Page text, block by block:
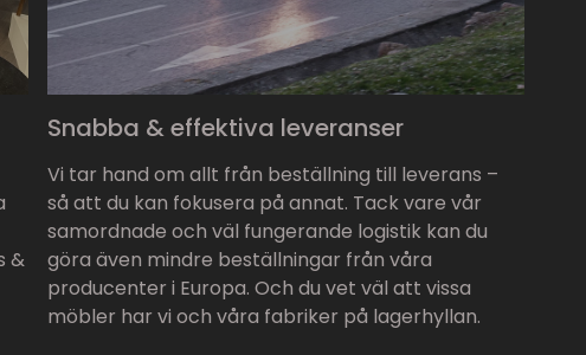
&
Snabba & effektiva leveranser
Vi tar hand om allt från beställning till leverans –
så att du kan fokusera på annat. Tack vare vår
samordnade och väl fungerande logistik kan du
göra även mindre beställningar från våra
producenter i Europa. Och du vet väl att vissa
möbler har vi och våra fabriker på lagerhyllan.